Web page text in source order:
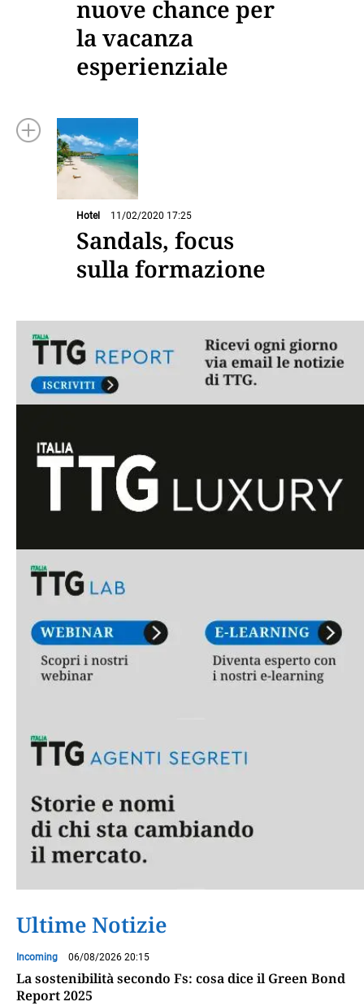
nuove chance per
la vacanza
esperienziale
Hotel 11/02/2020 17:25
Sandals, focus
sulla formazione
Ultime Notizie
Incoming 06/08/2026 20:15
La sostenibilità secondo Fs: cosa dice il Green Bond
Report 2025